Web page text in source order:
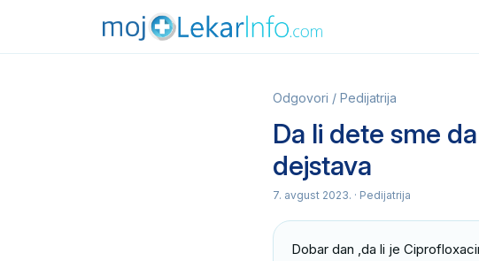
Odgovori / Pedijatrija
Da li dete sme
dejstava
7. avgust 2023. · Pedijatrija
Dobar dan ,da li je